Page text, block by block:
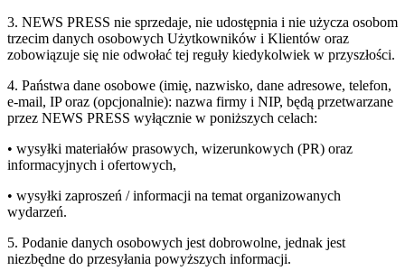
3. NEWS PRESS nie sprzedaje, nie udostępnia i nie użycza osobom
trzecim danych osobowych Użytkowników i Klientów oraz
zobowiązuje się nie odwołać tej reguły kiedykolwiek w przyszłości.
4. Państwa dane osobowe (imię, nazwisko, dane adresowe, telefon,
e-mail, IP oraz (opcjonalnie): nazwa firmy i NIP, będą przetwarzane
przez NEWS PRESS wyłącznie w poniższych celach:
• wysyłki materiałów prasowych, wizerunkowych (PR) oraz
informacyjnych i ofertowych,
• wysyłki zaproszeń / informacji na temat organizowanych
wydarzeń.
5. Podanie danych osobowych jest dobrowolne, jednak jest
niezbędne do przesyłania powyższych informacji.